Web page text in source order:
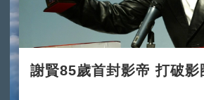
謝賢85歲首封影帝 打破影